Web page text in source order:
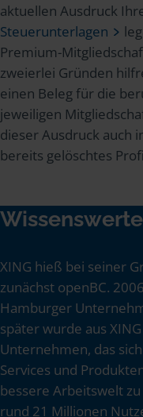
aktuellen Ausdruck
Steuerunterlagen
Premium-
zweierlei Gründen
einen Beleg für die
jeweiligen
dieser Ausdruck auch
bereits gelöschtes
XING hieß bei seiner
zunächst openBC.
Hamburger
später wurde aus XING
Unternehmen, das
Services und
bessere Arbeitswelt
rund 21 Millionen